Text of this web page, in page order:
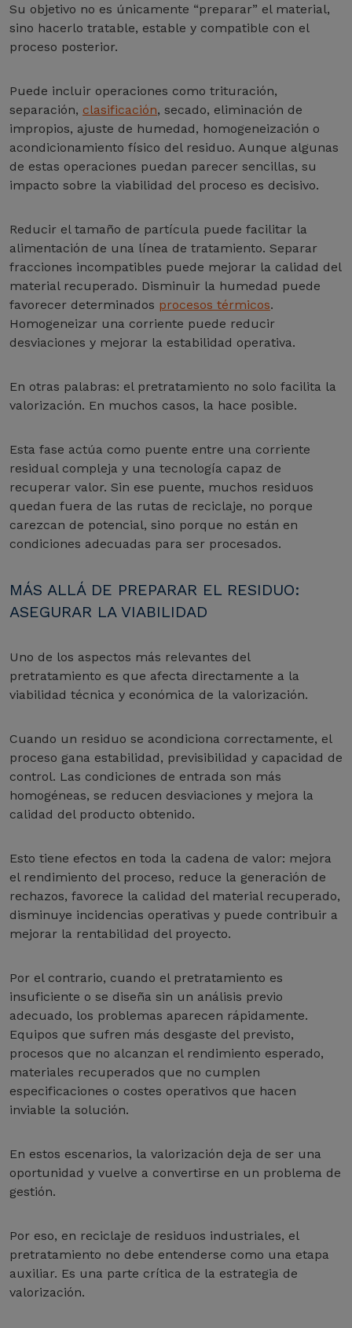
Su objetivo no es únicamente “preparar” el material,
sino hacerlo tratable, estable y compatible con el
proceso posterior.
Puede incluir operaciones como trituración,
separación, clasificación, secado, eliminación de
impropios, ajuste de humedad, homogeneización o
acondicionamiento físico del residuo. Aunque algunas
de estas operaciones puedan parecer sencillas, su
impacto sobre la viabilidad del proceso es decisivo.
Reducir el tamaño de partícula puede facilitar la
alimentación de una línea de tratamiento. Separar
fracciones incompatibles puede mejorar la calidad del
material recuperado. Disminuir la humedad puede
favorecer determinados procesos térmicos.
Homogeneizar una corriente puede reducir
desviaciones y mejorar la estabilidad operativa.
En otras palabras: el pretratamiento no solo facilita la
valorización. En muchos casos, la hace posible.
Esta fase actúa como puente entre una corriente
residual compleja y una tecnología capaz de
recuperar valor. Sin ese puente, muchos residuos
quedan fuera de las rutas de reciclaje, no porque
carezcan de potencial, sino porque no están en
condiciones adecuadas para ser procesados.
MÁS ALLÁ DE PREPARAR EL RESIDUO:
ASEGURAR LA VIABILIDAD
Uno de los aspectos más relevantes del
pretratamiento es que afecta directamente a la
viabilidad técnica y económica de la valorización.
Cuando un residuo se acondiciona correctamente, el
proceso gana estabilidad, previsibilidad y capacidad de
control. Las condiciones de entrada son más
homogéneas, se reducen desviaciones y mejora la
calidad del producto obtenido.
Esto tiene efectos en toda la cadena de valor: mejora
el rendimiento del proceso, reduce la generación de
rechazos, favorece la calidad del material recuperado,
disminuye incidencias operativas y puede contribuir a
mejorar la rentabilidad del proyecto.
Por el contrario, cuando el pretratamiento es
insuficiente o se diseña sin un análisis previo
adecuado, los problemas aparecen rápidamente.
Equipos que sufren más desgaste del previsto,
procesos que no alcanzan el rendimiento esperado,
materiales recuperados que no cumplen
especificaciones o costes operativos que hacen
inviable la solución.
En estos escenarios, la valorización deja de ser una
oportunidad y vuelve a convertirse en un problema de
gestión.
Por eso, en reciclaje de residuos industriales, el
pretratamiento no debe entenderse como una etapa
auxiliar. Es una parte crítica de la estrategia de
valorización.